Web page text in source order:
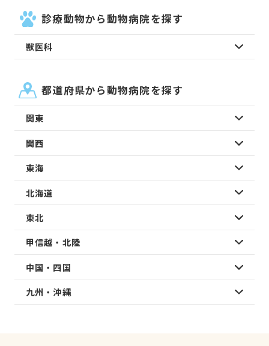
診療動物から動物病院を探す
獣医科
都道府県から動物病院を探す
関東
関西
東海
北海道
東北
甲信越・北陸
中国・四国
九州・沖縄